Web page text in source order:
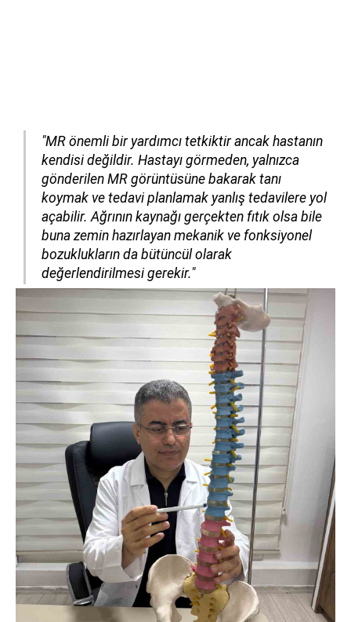
"MR önemli bir yardımcı tetkiktir ancak hastanın
kendisi değildir. Hastayı görmeden, yalnızca
gönderilen MR görüntüsüne bakarak tanı
koymak ve tedavi planlamak yanlış tedavilere yol
açabilir. Ağrının kaynağı gerçekten fıtık olsa bile
buna zemin hazırlayan mekanik ve fonksiyonel
bozuklukların da bütüncül olarak
değerlendirilmesi gerekir."